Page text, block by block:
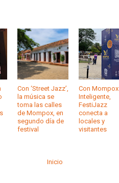
Con ‘Street Jazz’,
la música se
toma las calles
de Mompox, en
segundo día de
festival
Con Mompox
Inteligente,
FestiJazz
conecta a
locales y
visitantes
Inicio